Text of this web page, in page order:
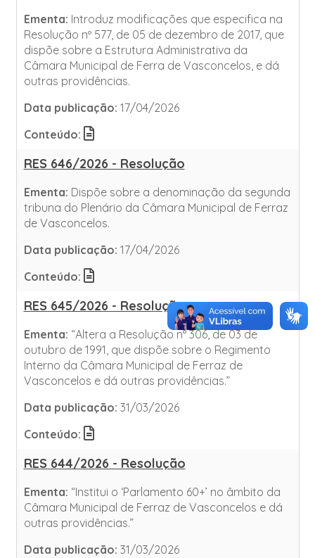
Ementa: Introduz modificações que especifica na
Resolução nº 577, de 05 de dezembro de 2017, que
dispõe sobre a Estrutura Administrativa da
Câmara Municipal de Ferra de Vasconcelos, e dá
outras providências.
Data publicação: 17/04/2026
Conteúdo:
RES 646/2026 - Resolução
Ementa: Dispõe sobre a denominação da segunda
tribuna do Plenário da Câmara Municipal de Ferraz
de Vasconcelos.
Data publicação: 17/04/2026
Conteúdo:
RES 645/2026 - Resolução
Ementa: “Altera a Resolução n° 306, de 03 de
outubro de 1991, que dispõe sobre o Regimento
Interno da Câmara Municipal de Ferraz de
Vasconcelos e dá outras providências.”
Data publicação: 31/03/2026
Conteúdo:
RES 644/2026 - Resolução
Ementa: “Institui o ‘Parlamento 60+’ no âmbito da
Câmara Municipal de Ferraz de Vasconcelos e dá
outras providências.”
Data publicação: 31/03/2026